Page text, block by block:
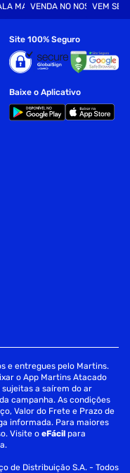
MARTVENDA NO NOSSO SITE
VEM SER
Site 100% Seguro
Baixe o Aplicativo
e entregues pelo Martins.
o App Martins Atacado
a saírem do ar
campanha. As condições
Valor do Frete e Prazo de
informada. Para maiores
Visite oeFácil para
de Distribuição S.A. - Todos